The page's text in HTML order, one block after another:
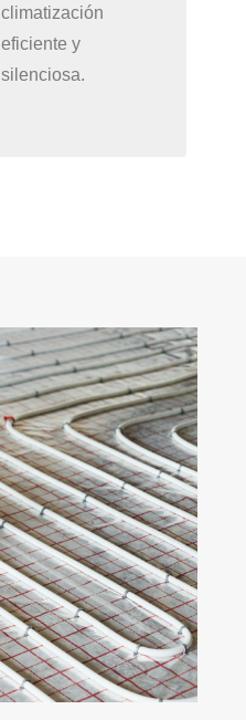
climatización
eficiente y
silenciosa.